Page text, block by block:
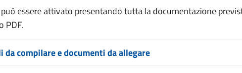
essere attivato presentando tutta la documentazione
PDF.
da compilare e documenti da allegare